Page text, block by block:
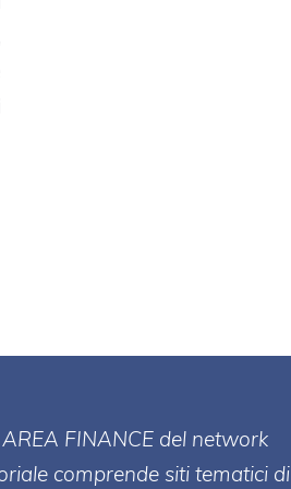
FINANCE del network
comprende siti tematici di